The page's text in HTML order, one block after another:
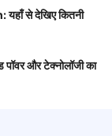
से देखिए कितनी
और टेक्नोलॉजी का